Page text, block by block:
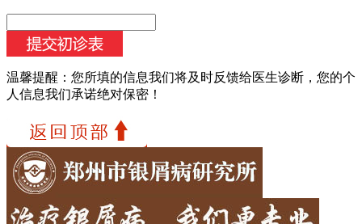
温馨提醒： 您所填的信息我们将及时反馈给医生诊断，您的个
人信息我们承诺绝对保密！